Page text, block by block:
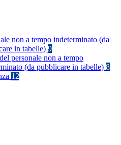
non a tempo indeterminato (da
in tabelle) 9
personale non a tempo
(da pubblicare in tabelle) 8
12